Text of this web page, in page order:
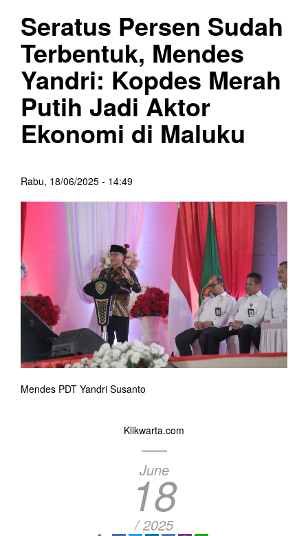
Seratus Persen Sudah
Terbentuk, Mendes
Yandri: Kopdes Merah
Putih Jadi Aktor
Ekonomi di Maluku
Rabu, 18/06/2025 - 14:49
Mendes PDT Yandri Susanto
Klikwarta.com
June
18
/ 2025